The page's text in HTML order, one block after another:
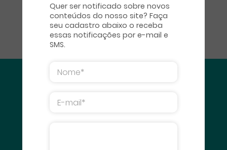
Quer ser notificado sobre novos
conteúdos do nosso site? Faça
seu cadastro abaixo o receba
essas notificações por e-mail e
SMS.